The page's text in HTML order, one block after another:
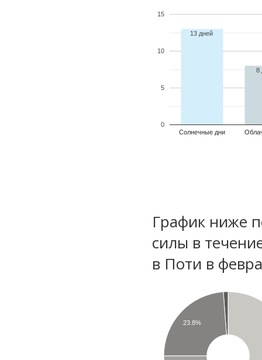
Солнечные дни
0
5
10
15
13 дней
8
График ниже
силы в
в Поти в
23.8%